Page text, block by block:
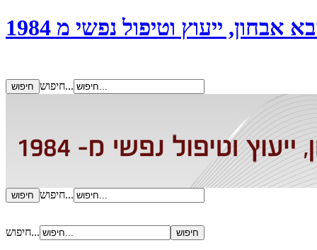
ייעוץ וטיפול נפשי מ 1984
חיפוש...
חיפוש...
חיפוש...